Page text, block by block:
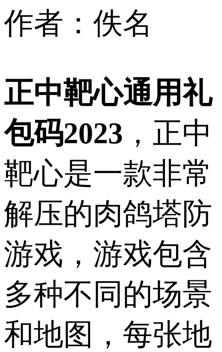
作者：佚名
正中靶心通用礼
包码2023 ，正中
靶心是一款非常
解压的肉鸽塔防
游戏，游戏包含
多种不同的场景
和地图，每张地